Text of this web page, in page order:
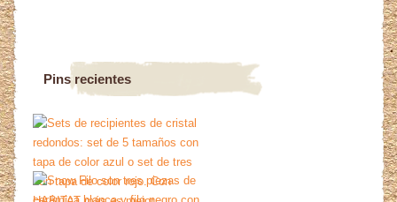
Pins recientes